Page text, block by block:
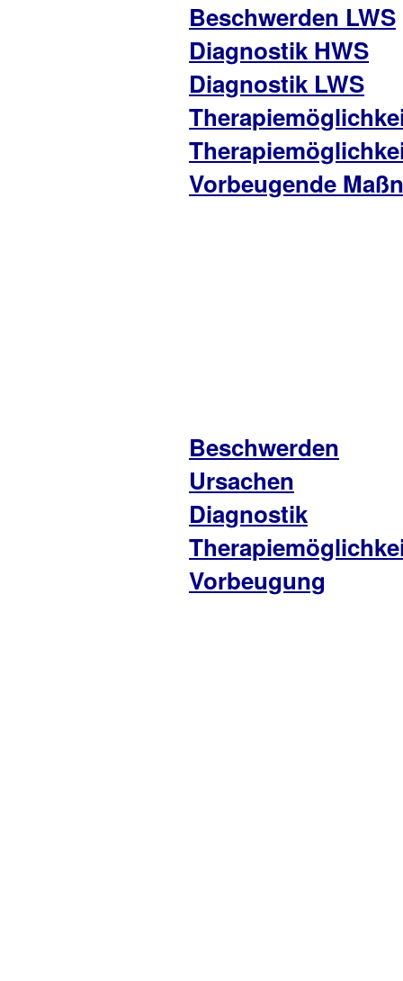
Beschwerden LWS
Diagnostik HWS
Diagnostik LWS
Vorbeugende
Beschwerden
Ursachen
Diagnostik
Vorbeugung